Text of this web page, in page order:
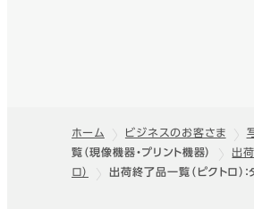
タッチパネ
データの入
でを1台で
プリントシ
フッター
ホーム ビジネスのお客さま
覧（現像機器・プリント機器）
出
ロ）
出荷終了品一覧（ピクトロ）